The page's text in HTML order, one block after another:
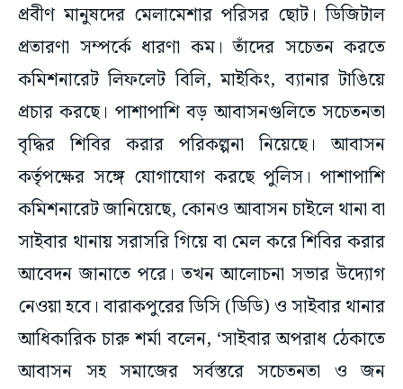
প্রবীণ মানুষদের মেলামেশার পরিসর ছোট। ডিজিটাল
প্রতারণা সম্পর্কে ধারণা কম। তাঁদের সচেতন করতে
কমিশনারেট লিফলেট বিলি, মাইকিং, ব্যানার টাঙিয়ে
প্রচার করছে। পাশাপাশি বড় আবাসনগুলিতে সচেতনতা
বৃদ্ধির শিবির করার পরিকল্পনা নিয়েছে। আবাসন
কর্তৃপক্ষের সঙ্গে যোগাযোগ করছে পুলিস। পাশাপাশি
কমিশনারেট জানিয়েছে, কোনও আবাসন চাইলে থানা বা
সাইবার থানায় সরাসরি গিয়ে বা মেল করে শিবির করার
আবেদন জানাতে পরে। তখন আলোচনা সভার উদ্যোগ
নেওয়া হবে। বারাকপুরের ডিসি (ডিডি) ও সাইবার থানার
আধিকারিক চারু শর্মা বলেন, ‘সাইবার অপরাধ ঠেকাতে
আবাসন সহ সমাজের সর্বস্তরে সচেতনতা ও জন